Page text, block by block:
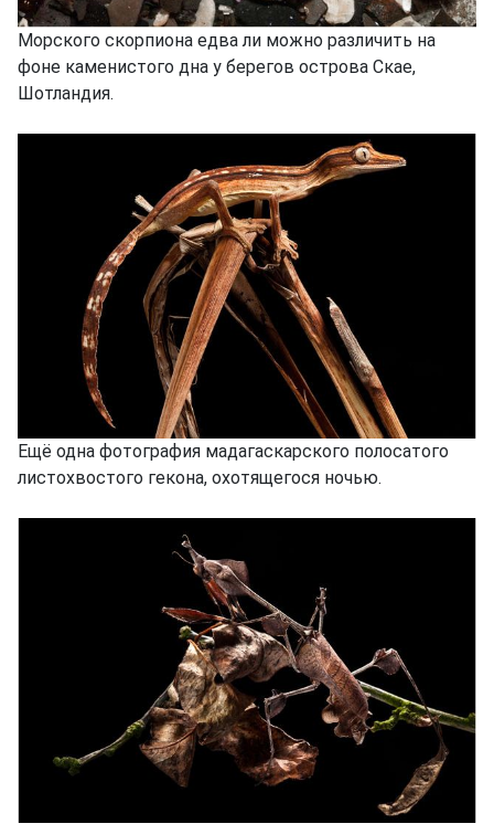
Морского скорпиона едва ли можно различить на
фоне каменистого дна у берегов острова Скае,
Шотландия.
Ещё одна фотография мадагаскарского полосатого
листохвостого гекона, охотящегося ночью.